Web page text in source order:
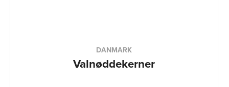
DANMARK
Valnøddekerner